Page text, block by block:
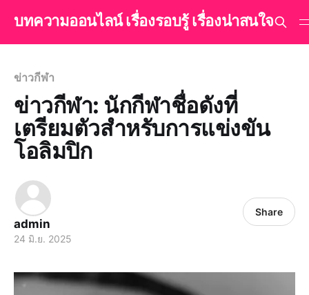
บทความออนไลน์ เรื่องรอบรู้ เรื่องน่าสนใจ
ข่าวกีฬา
ข่าวกีฬา: นักกีฬาชื่อดังที่
เตรียมตัวสำหรับการแข่งขัน
โอลิมปิก
admin
24 มิ.ย. 2025
Share